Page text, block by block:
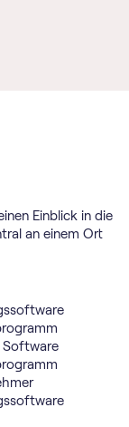
Einblick in die
an einem Ort
Software